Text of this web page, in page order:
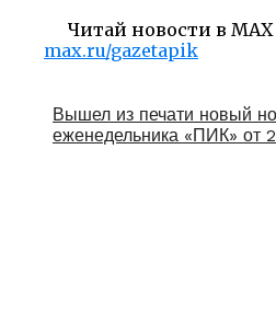
Читай новости в MAX
max.ru/gazetapik
Вышел из печати новый
еженедельника «ПИК» от